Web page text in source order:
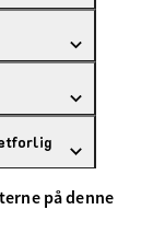
på denne